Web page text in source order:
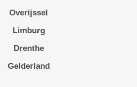
Overijssel
Limburg
Drenthe
Gelderland